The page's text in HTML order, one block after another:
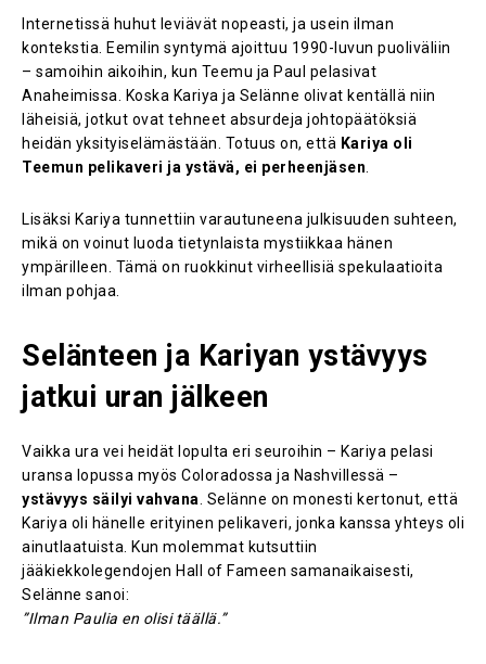
Internetissä huhut leviävät nopeasti, ja usein ilman
kontekstia. Eemilin syntymä ajoittuu 1990-luvun puoliväliin
– samoihin aikoihin, kun Teemu ja Paul pelasivat
Anaheimissa. Koska Kariya ja Selänne olivat kentällä niin
läheisiä, jotkut ovat tehneet absurdeja johtopäätöksiä
heidän yksityiselämästään. Totuus on, että Kariya oli
Teemun pelikaveri ja ystävä, ei perheenjäsen
Lisäksi Kariya tunnettiin varautuneena julkisuuden suhteen,
mikä on voinut luoda tietynlaista mystiikkaa hänen
ympärilleen. Tämä on ruokkinut virheellisiä spekulaatioita
ilman pohjaa.
Selänteen ja Kariyan ystävyys
jatkui uran jälkeen
Vaikka ura vei heidät lopulta eri seuroihin – Kariya pelasi
uransa lopussa myös Coloradossa ja Nashvillessä –
ystävyys säilyi vahvana . Selänne on monesti kertonut, että
Kariya oli hänelle erityinen pelikaveri, jonka kanssa yhteys oli
ainutlaatuista. Kun molemmat kutsuttiin
jääkiekkolegendojen Hall of Fameen samanaikaisesti,
Selänne sanoi:
”Ilman Paulia en olisi täällä.”